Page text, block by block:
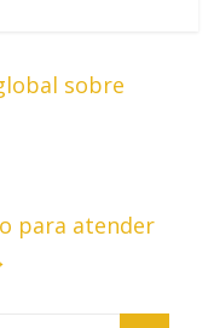
sobre
para atender